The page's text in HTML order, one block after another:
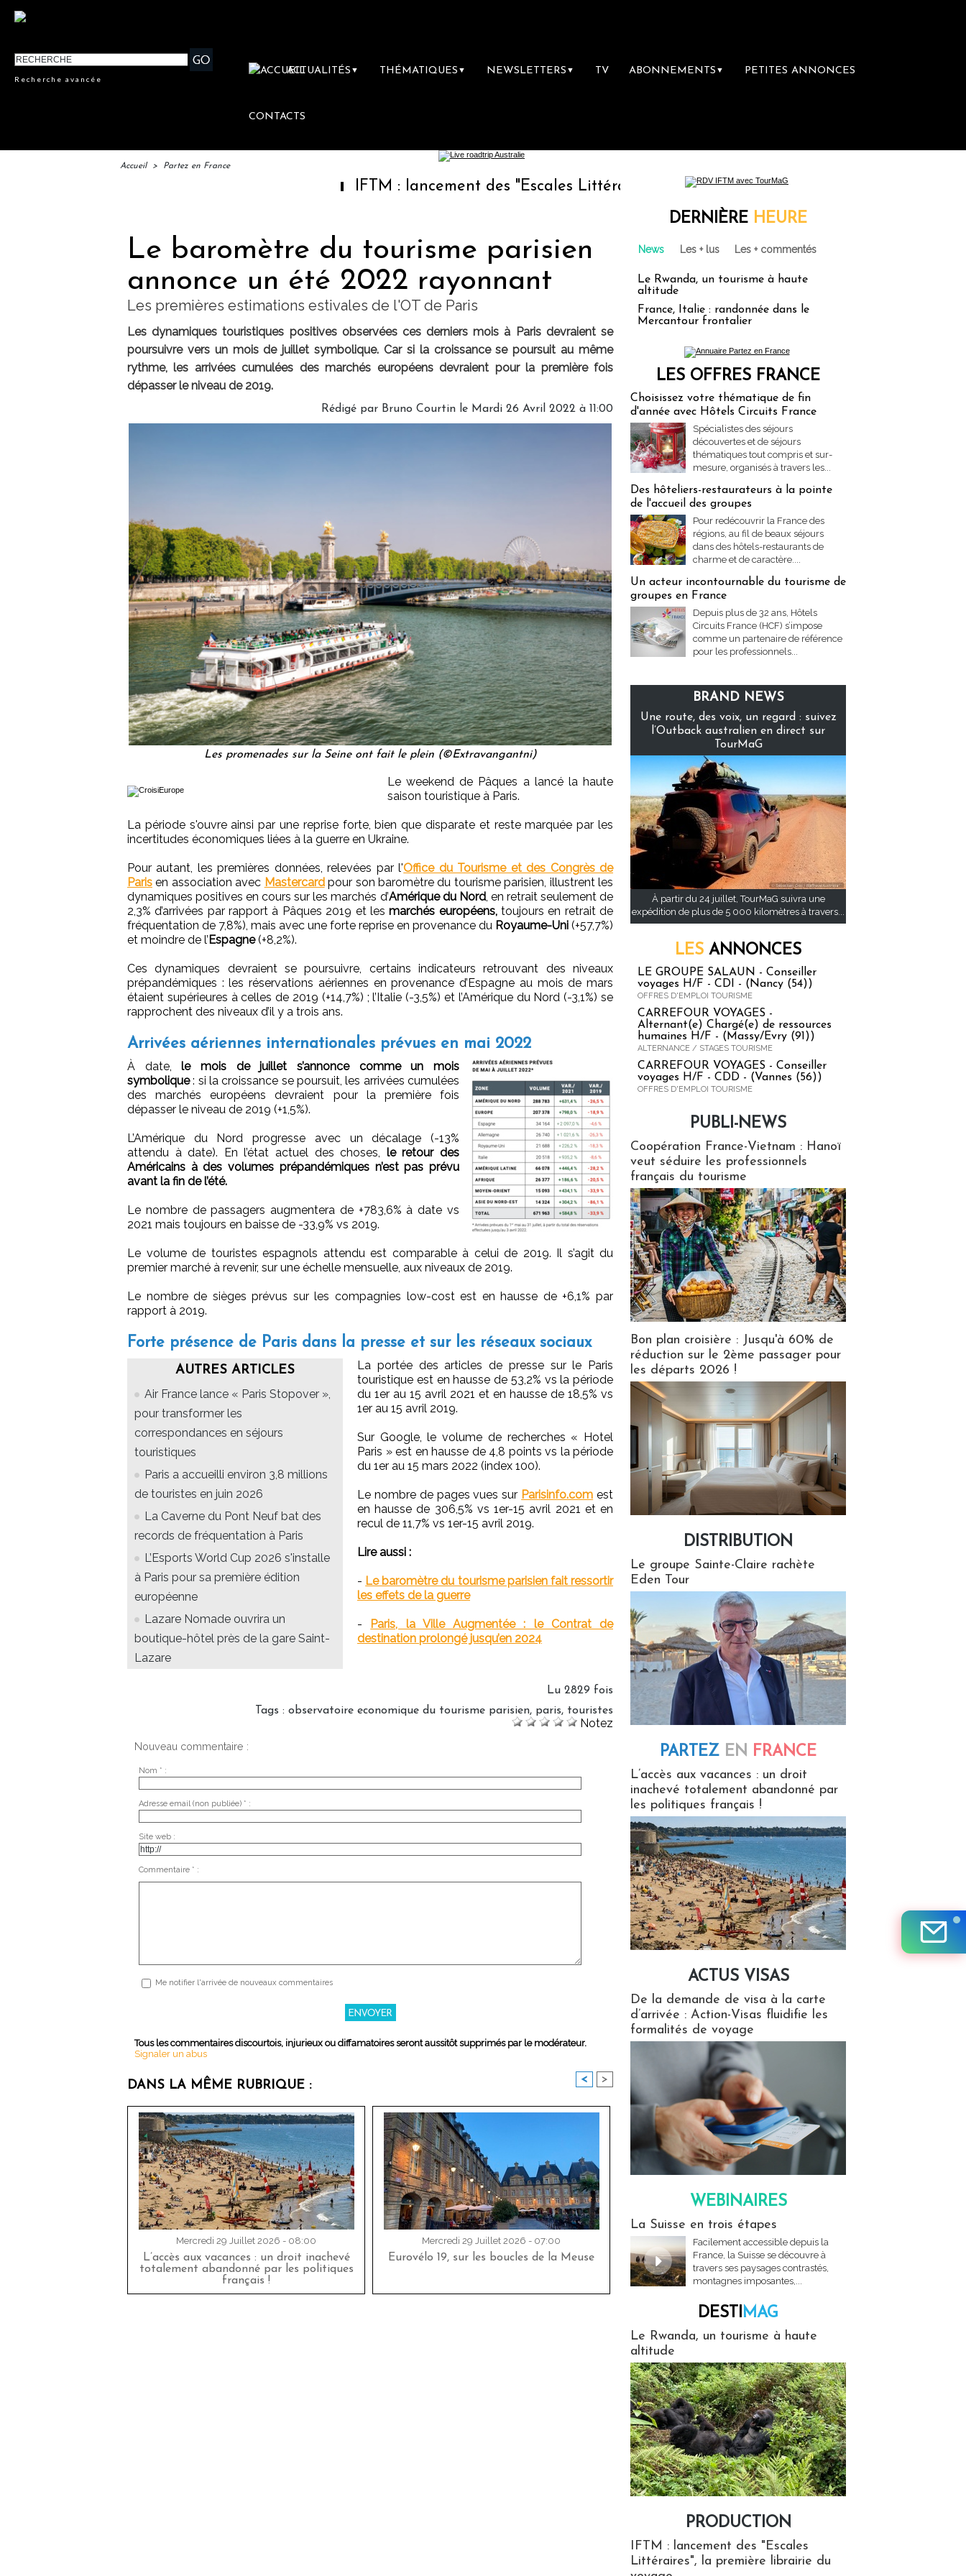
Recherche avancée
ACTUALITÉS ▼ THÉMATIQUES ▼ NEWSLETTERS ▼ TV ABONNEMENTS ▼ PETITES ANNONCES
CONTACTS
Accueil > Partez en France
IFTM : lancement des "Escales Littéraires", la première librairie du voyage
Le baromètre du tourisme parisien
annonce un été 2022 rayonnant
Les premières estimations estivales de l'OT de Paris
Les dynamiques touristiques positives observées ces derniers mois à Paris devraient se
poursuivre vers un mois de juillet symbolique. Car si la croissance se poursuit au même
rythme, les arrivées cumulées des marchés européens devraient pour la première fois
dépasser le niveau de 2019.
Rédigé par Bruno Courtin le Mardi 26 Avril 2022 à 11:00
Les promenades sur la Seine ont fait le plein (©Extravangantni)
Le weekend de Pâques a lancé la haute
saison touristique à Paris.
La période s'ouvre ainsi par une reprise forte, bien que disparate et reste marquée par les
incertitudes économiques liées à la guerre en Ukraine.
Pour autant, les premières données, relevées par l'Office du Tourisme et des Congrès de
Paris en association avec Mastercardpour son baromètre du tourisme parisien, illustrent les
dynamiques positives en cours sur les marchés d’Amérique du Nord, en retrait seulement de
2,3% d’arrivées par rapport à Pâques 2019 et lesmarchés européens,toujours en retrait de
fréquentation de 7,8%), mais avec une forte reprise en provenance du Royaume-Uni (+57,7%)
et moindre de l’Espagne(+8,2%).
Ces dynamiques devraient se poursuivre, certains indicateurs retrouvant des niveaux
prépandémiques : les réservations aériennes en provenance d’Espagne au mois de mars
étaient supérieures à celles de 2019 (+14,7%) ; l’Italie (-3,5%) et l’Amérique du Nord (-3,1%) se
rapprochent des niveaux d’il y a trois ans.
Arrivées aériennes internationales prévues en mai 2022
À date,le mois de juillet s’annonce comme un mois
symbolique: si la croissance se poursuit, les arrivées cumulées
des marchés européens devraient pour la première fois
dépasser le niveau de 2019 (+1,5%).
L’Amérique du Nord progresse avec un décalage (-13%
attendu à date). En l’état actuel des choses, le retour des
Américains à des volumes prépandémiques n’est pas prévu
avant la fin de l’été.
Le nombre de passagers augmentera de +783,6% à date vs
2021 mais toujours en baisse de -33,9% vs 2019.
Le volume de touristes espagnols attendu est comparable à celui de 2019. Il s’agit du
premier marché à revenir, sur une échelle mensuelle, aux niveaux de 2019.
Le nombre de sièges prévus sur les compagnies low-cost est en hausse de +6,1% par
rapport à 2019.
Forte présence de Paris dans la presse et sur les réseaux sociaux
AUTRES ARTICLES
Air France lance « Paris Stopover »,
pour transformer les
correspondances en séjours
touristiques
Paris a accueilli environ 3,8 millions
de touristes en juin 2026
La Caverne du Pont Neuf bat des
records de fréquentation à Paris
L’Esports World Cup 2026 s'installe
à Paris pour sa première édition
européenne
Lazare Nomade ouvrira un
boutique-hôtel près de la gare Saint-
Lazare
La portée des articles de presse sur le Paris
touristique est en hausse de 53,2% vs la période
du 1er au 15 avril 2021 et en hausse de 18,5% vs
1er au 15 avril 2019.
Sur Google, le volume de recherches « Hotel
Paris » est en hausse de 4,8 points vs la période
du 1er au 15 mars 2022 (index 100).
Le nombre de pages vues sur Parisinfo.com est
en hausse de 306,5% vs 1er-15 avril 2021 et en
recul de 11,7% vs 1er-15 avril 2019.
Lire aussi :
- Le baromètre du tourisme parisien fait ressortir
les effets de la guerre
- Paris, la Ville Augmentée : le Contrat de
destination prolongé jusqu’en 2024
Lu 2829 fois
Tags : observatoire economique du tourisme parisien, paris, touristes
Notez
Nouveau commentaire :
Nom * :
Adresse email (non publiée) * :
Site web :
Commentaire * :
Me notifier l'arrivée de nouveaux commentaires
Tous les commentaires discourtois, injurieux ou diffamatoires seront aussitôt supprimés par le modérateur.
Signaler un abus
DANS LA MÊME RUBRIQUE : < >
Mercredi 29 Juillet 2026 - 08:00
L’accès aux vacances : un droit inachevé
totalement abandonné par les politiques
français !
Mercredi 29 Juillet 2026 - 07:00
Eurovélo 19, sur les boucles de la Meuse
DERNIÈRE HEURE
News Les + lus Les + commentés
Le Rwanda, un tourisme à haute
altitude
France, Italie : randonnée dans le
Mercantour frontalier
LES OFFRES FRANCE
Choisissez votre thématique de fin
d'année avec Hôtels Circuits France
Spécialistes des séjours
découvertes et de séjours
thématiques tout compris et sur-
mesure, organisés à travers les...
Des hôteliers-restaurateurs à la pointe
de l'accueil des groupes
Pour redécouvrir la France des
régions, au fil de beaux séjours
dans des hôtels-restaurants de
charme et de caractère....
Un acteur incontournable du tourisme de
groupes en France
Depuis plus de 32 ans, Hôtels
Circuits France (HCF) s’impose
comme un partenaire de référence
pour les professionnels...
BRAND NEWS
Une route, des voix, un regard : suivez
l’Outback australien en direct sur
TourMaG
À partir du 24 juillet, TourMaG suivra une
expédition de plus de 5 000 kilomètres à travers...
LES ANNONCES
LE GROUPE SALAUN - Conseiller
voyages H/F - CDI - (Nancy (54))
OFFRES D'EMPLOI TOURISME
CARREFOUR VOYAGES -
Alternant(e) Chargé(e) de ressources
humaines H/F - (Massy/Evry (91))
ALTERNANCE / STAGES TOURISME
CARREFOUR VOYAGES - Conseiller
voyages H/F - CDD - (Vannes (56))
OFFRES D'EMPLOI TOURISME
PUBLI-NEWS
Coopération France-Vietnam : Hanoï
veut séduire les professionnels
français du tourisme
Bon plan croisière : Jusqu'à 60% de
réduction sur le 2ème passager pour
les départs 2026 !
DISTRIBUTION
Le groupe Sainte-Claire rachète
Eden Tour
PARTEZ EN FRANCE
L’accès aux vacances : un droit
inachevé totalement abandonné par
les politiques français !
ACTUS VISAS
De la demande de visa à la carte
d’arrivée : Action-Visas fluidifie les
formalités de voyage
WEBINAIRES
La Suisse en trois étapes
Facilement accessible depuis la
France, la Suisse se découvre à
travers ses paysages contrastés,
montagnes imposantes,...
DESTIMAG
Le Rwanda, un tourisme à haute
altitude
PRODUCTION
IFTM : lancement des "Escales
Littéraires", la première librairie du